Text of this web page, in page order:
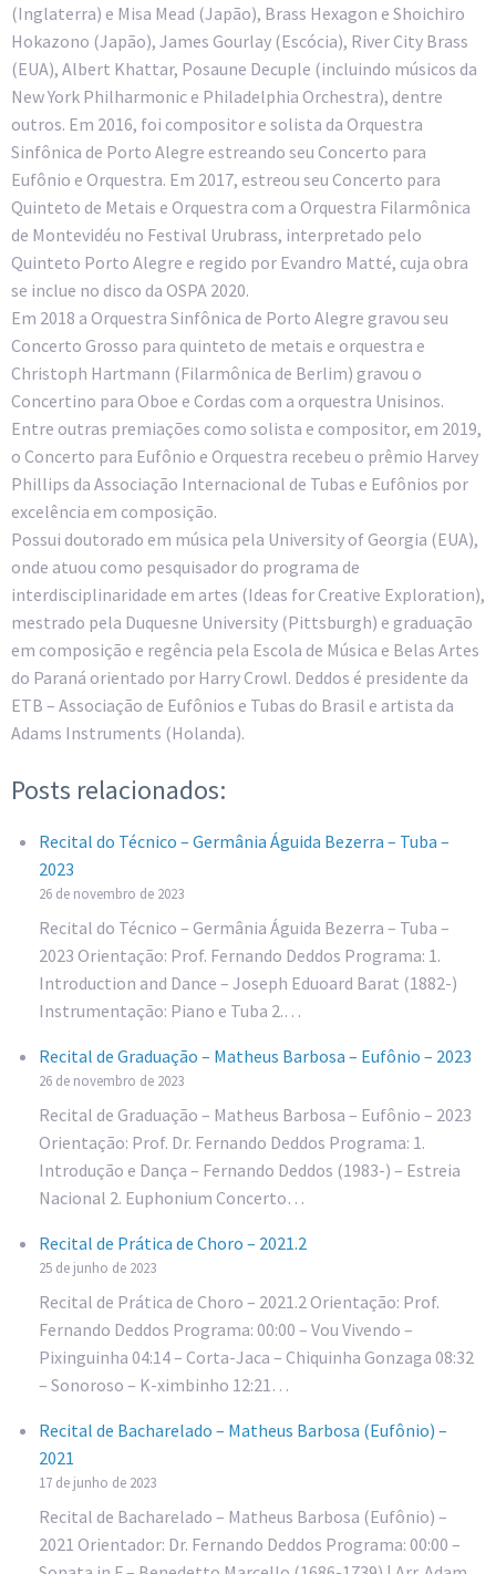
(Inglaterra) e Misa Mead (Japão), Brass Hexagon e Shoichiro
Hokazono (Japão), James Gourlay (Escócia), River City Brass
(EUA), Albert Khattar, Posaune Decuple (incluindo músicos da
New York Philharmonic e Philadelphia Orchestra), dentre
outros. Em 2016, foi compositor e solista da Orquestra
Sinfônica de Porto Alegre estreando seu Concerto para
Eufônio e Orquestra. Em 2017, estreou seu Concerto para
Quinteto de Metais e Orquestra com a Orquestra Filarmônica
de Montevidéu no Festival Urubrass, interpretado pelo
Quinteto Porto Alegre e regido por Evandro Matté, cuja obra
se inclue no disco da OSPA 2020.
Em 2018 a Orquestra Sinfônica de Porto Alegre gravou seu
Concerto Grosso para quinteto de metais e orquestra e
Christoph Hartmann (Filarmônica de Berlim) gravou o
Concertino para Oboe e Cordas com a orquestra Unisinos.
Entre outras premiações como solista e compositor, em 2019,
o Concerto para Eufônio e Orquestra recebeu o prêmio Harvey
Phillips da Associação Internacional de Tubas e Eufônios por
excelência em composição.
Possui doutorado em música pela University of Georgia (EUA),
onde atuou como pesquisador do programa de
interdisciplinaridade em artes (Ideas for Creative Exploration),
mestrado pela Duquesne University (Pittsburgh) e graduação
em composição e regência pela Escola de Música e Belas Artes
do Paraná orientado por Harry Crowl. Deddos é presidente da
ETB – Associação de Eufônios e Tubas do Brasil e artista da
Adams Instruments (Holanda).
Posts relacionados:
Recital do Técnico – Germânia Águida Bezerra – Tuba –
2023
26 de novembro de 2023
Recital do Técnico – Germânia Águida Bezerra – Tuba –
2023 Orientação: Prof. Fernando Deddos Programa: 1.
Introduction and Dance – Joseph Eduoard Barat (1882-)
Instrumentação: Piano e Tuba 2.…
Recital de Graduação – Matheus Barbosa – Eufônio – 2023
26 de novembro de 2023
Recital de Graduação – Matheus Barbosa – Eufônio – 2023
Orientação: Prof. Dr. Fernando Deddos Programa: 1.
Introdução e Dança – Fernando Deddos (1983-) – Estreia
Nacional 2. Euphonium Concerto…
Recital de Prática de Choro – 2021.2
25 de junho de 2023
Recital de Prática de Choro – 2021.2 Orientação: Prof.
Fernando Deddos Programa: 00:00 – Vou Vivendo –
Pixinguinha 04:14 – Corta-Jaca – Chiquinha Gonzaga 08:32
– Sonoroso – K-ximbinho 12:21…
Recital de Bacharelado – Matheus Barbosa (Eufônio) –
2021
17 de junho de 2023
Recital de Bacharelado – Matheus Barbosa (Eufônio) –
2021 Orientador: Dr. Fernando Deddos Programa: 00:00 –